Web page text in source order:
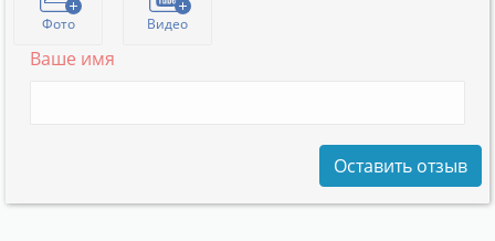
Фото Видео
Ваше имя
Оставить отзыв